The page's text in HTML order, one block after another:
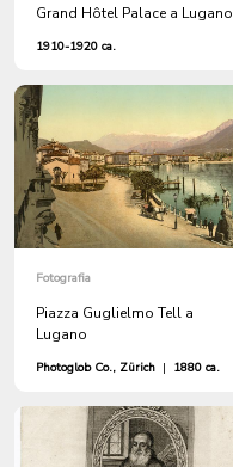
Grand Hôtel Palace a Lugano
1910-1920 ca.
Fotografia
Piazza Guglielmo Tell a
Lugano
Photoglob Co., Zürich | 1880 ca.